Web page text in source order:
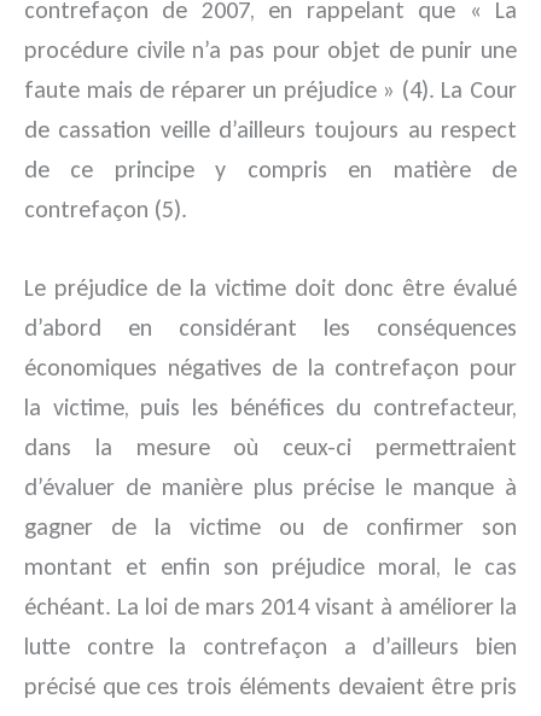
contrefaçon de 2007, en rappelant que « La
procédure civile n’a pas pour objet de punir une
faute mais de réparer un préjudice » (4). La Cour
de cassation veille d’ailleurs toujours au respect
de ce principe y compris en matière de
contrefaçon (5).
Le préjudice de la victime doit donc être évalué
d’abord en considérant les conséquences
économiques négatives de la contrefaçon pour
la victime, puis les bénéfices du contrefacteur,
dans la mesure où ceux-ci permettraient
d’évaluer de manière plus précise le manque à
gagner de la victime ou de confirmer son
montant et enfin son préjudice moral, le cas
échéant. La loi de mars 2014 visant à améliorer la
lutte contre la contrefaçon a d’ailleurs bien
précisé que ces trois éléments devaient être pris